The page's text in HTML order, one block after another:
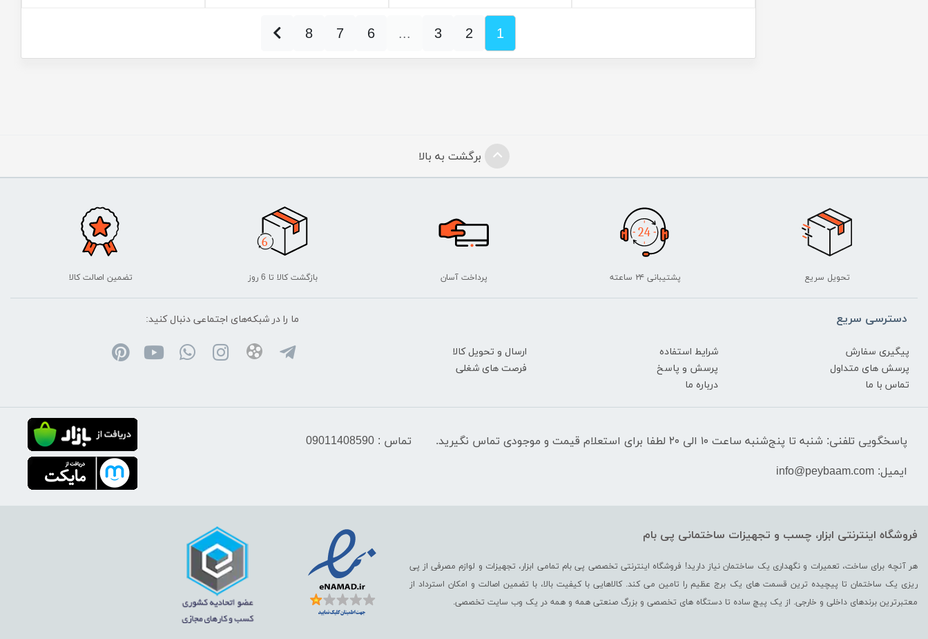
1
2
3
...
6
7
8
برگشت به بالا
تحویل سریع پشتیبانی ۲۴ ساعته پرداخت آسان بازگشت کالا تا 6 روز تضمین اصالت کالا
دسترسی سریع
پیگیری سفارش شرایط استفاده
ارسال و تحویل کالا
پرسش های متداول
پرسش و پاسخ
فرصت های شغلی
تماس با ما
درباره ما
ما را در شبکه‌های اجتماعی دنبال کنید:
پاسخگویی تلفنی: شنبه تا پنج‌شنبه ساعت ۱۰ الی ۲۰ لطفا برای استعلام قیمت‌ و موجودی تماس نگیرید.
تماس : 09011408590
ایمیل: info@peybaam.com
فروشگاه اینترنتی ابزار، چسب و تجهیزات ساختمانی پی بام
هر آنچه برای ساخت، تعمیرات و نگهداری یک ساختمان نیاز دارید! فروشگاه اینترنتی تخصصی پی بام تمامی ابزار، تجهیزات و لوازم مصرفی از پی
ریزی یک ساختمان تا پیچیده ترین قسمت‌ های یک برج عظیم را تامین می کند. کالاهایی با کیفیت بالا، با تضمین اصالت و امکان استرداد از
معتبرترین برندهای داخلی و خارجی. از یک پیچ ساده تا دستگاه های تخصصی و بزرگ صنعتی همه و همه در یک وب سایت تخصصی.